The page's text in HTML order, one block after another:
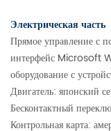
Электрическая часть
Прямое управление с
интерфейс Microsoft
оборудование с
Двигатель: японский
Бесконтактный
Контрольная карта: